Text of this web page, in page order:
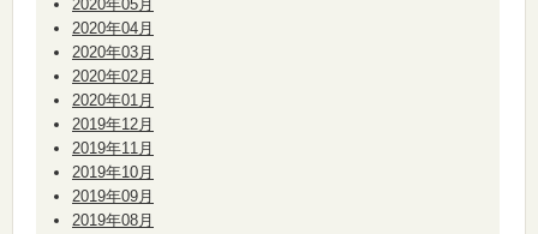
2020年05月
2020年04月
2020年03月
2020年02月
2020年01月
2019年12月
2019年11月
2019年10月
2019年09月
2019年08月